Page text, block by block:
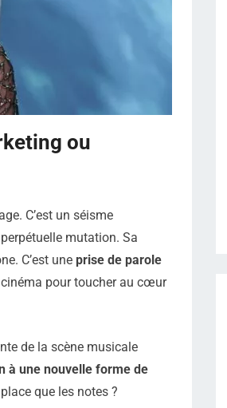
ou
C’est un séisme
mutation. Sa
C’est une prise de parole
pour toucher au cœur
de la scène musicale
à une nouvelle forme de
que les notes ?